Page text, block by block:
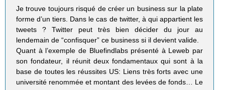
Je trouve toujours risqué de créer un business sur la plate
forme d’un tiers. Dans le cas de twitter, à qui appartient les
tweets ? Twitter peut très bien décider du jour au
lendemain de “confisquer” ce business si il devient valide.
Quant à l’exemple de Bluefindlabs présenté à Leweb par
son fondateur, il réunit deux fondamentaux qui sont à la
base de toutes les réussites US: Liens très forts avec une
université renommée et montant des levées de fonds… Le